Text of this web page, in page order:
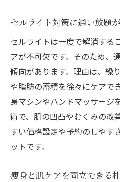
セルライト対策も考
肌質変化を実感できる
肌悩みを解消する
札幌の通い放題痩
ピーリングと痩身
由
肌にやさしい施術
通い放題で実感でき
セルライト対策に通い放題
セルライトは一度で解消する
アが不可欠です。そのため、
傾向があります。理由は、繰
や脂肪の蓄積を徐々にケアで
身マシンやハンドマッサージ
術で、肌の凹凸やむくみの改
すい価格設定や予約のしやす
ットです。
痩身と肌ケアを両立できる